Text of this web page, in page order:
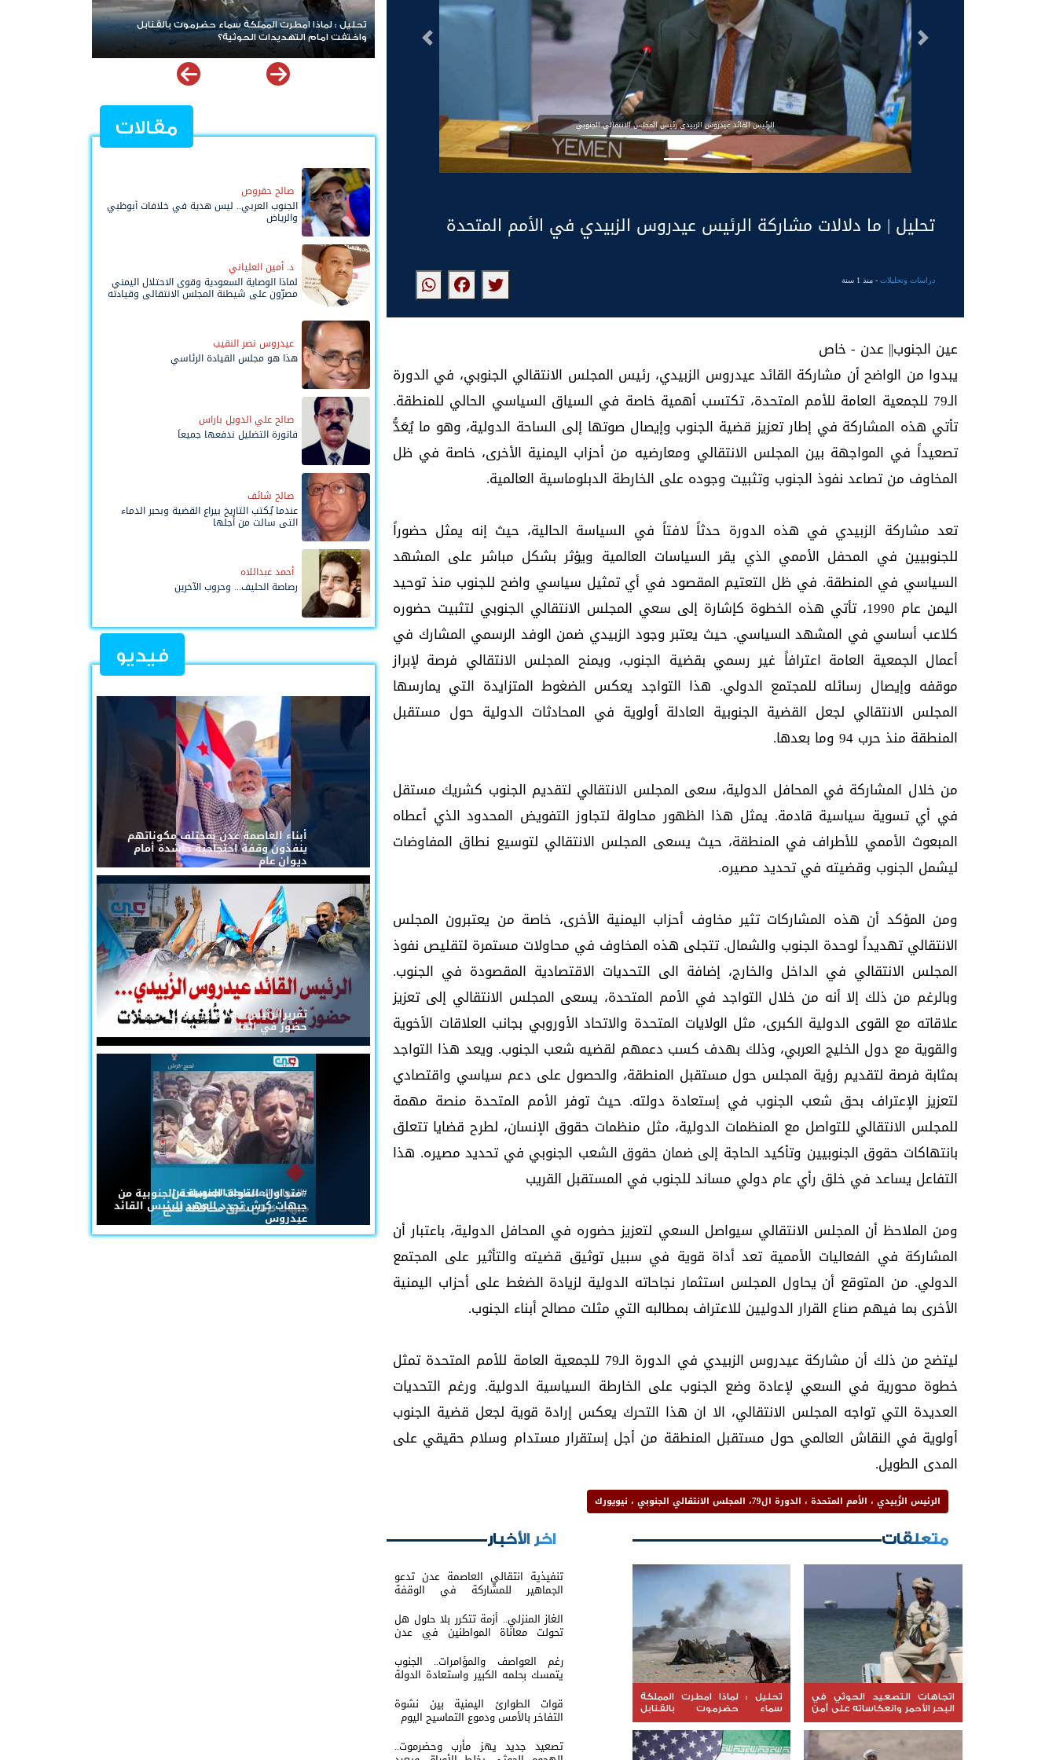
الرئيس القائد عيدروس الزبيدي رئيس المجلس الانتقالي الجنوبي
التالى السابق
تحليل | ما دلالات مشاركة الرئيس عيدروس الزبيدي في الأمم المتحدة
دراسات وتحليلات- منذ 1 سنة
عين الجنوب|| عدن - خاص
يبدوا من الواضح أن مشاركة القائد عيدروس الزبيدي، رئيس المجلس الانتقالي الجنوبي، في الدورة
الـ79 للجمعية العامة للأمم المتحدة، تكتسب أهمية خاصة في السياق السياسي الحالي للمنطقة.
تأتي هذه المشاركة في إطار تعزيز قضية الجنوب وإيصال صوتها إلى الساحة الدولية، وهو ما يُعَدُّ
تصعيداً في المواجهة بين المجلس الانتقالي ومعارضيه من أحزاب اليمنية الأخرى، خاصة في ظل
المخاوف من تصاعد نفوذ الجنوب وتثبيت وجوده على الخارطة الدبلوماسية العالمية.
تعد مشاركة الزبيدي في هذه الدورة حدثاً لافتاً في السياسة الحالية، حيث إنه يمثل حضوراً
للجنوبيين في المحفل الأممي الذي يقر السياسات العالمية ويؤثر بشكل مباشر على المشهد
السياسي في المنطقة. في ظل التعتيم المقصود في أي تمثيل سياسي واضح للجنوب منذ توحيد
اليمن عام 1990، تأتي هذه الخطوة كإشارة إلى سعي المجلس الانتقالي الجنوبي لتثبيت حضوره
كلاعب أساسي في المشهد السياسي. حيث يعتبر وجود الزبيدي ضمن الوفد الرسمي المشارك في
أعمال الجمعية العامة اعترافاً غير رسمي بقضية الجنوب، ويمنح المجلس الانتقالي فرصة لإبراز
موقفه وإيصال رسائله للمجتمع الدولي. هذا التواجد يعكس الضغوط المتزايدة التي يمارسها
المجلس الانتقالي لجعل القضية الجنوبية العادلة أولوية في المحادثات الدولية حول مستقبل
المنطقة منذ حرب 94 وما بعدها.
من خلال المشاركة في المحافل الدولية، سعى المجلس الانتقالي لتقديم الجنوب كشريك مستقل
في أي تسوية سياسية قادمة. يمثل هذا الظهور محاولة لتجاوز التفويض المحدود الذي أعطاه
المبعوث الأممي للأطراف في المنطقة، حيث يسعى المجلس الانتقالي لتوسيع نطاق المفاوضات
ليشمل الجنوب وقضيته في تحديد مصيره.
ومن المؤكد أن هذه المشاركات تثير مخاوف أحزاب اليمنية الأخرى، خاصة من يعتبرون المجلس
الانتقالي تهديداً لوحدة الجنوب والشمال. تتجلى هذه المخاوف في محاولات مستمرة لتقليص نفوذ
المجلس الانتقالي في الداخل والخارج، إضافة الى التحديات الاقتصادية المقصودة في الجنوب.
وبالرغم من ذلك إلا أنه من خلال التواجد في الأمم المتحدة، يسعى المجلس الانتقالي إلى تعزيز
علاقاته مع القوى الدولية الكبرى، مثل الولايات المتحدة والاتحاد الأوروبي بجانب العلاقات الأخوية
والقوية مع دول الخليج العربي، وذلك بهدف كسب دعمهم لقضيه شعب الجنوب. ويعد هذا التواجد
بمثابة فرصة لتقديم رؤية المجلس حول مستقبل المنطقة، والحصول على دعم سياسي واقتصادي
لتعزيز الإعتراف بحق شعب الجنوب في إستعادة دولته. حيث توفر الأمم المتحدة منصة مهمة
للمجلس الانتقالي للتواصل مع المنظمات الدولية، مثل منظمات حقوق الإنسان، لطرح قضايا تتعلق
بانتهاكات حقوق الجنوبيين وتأكيد الحاجة إلى ضمان حقوق الشعب الجنوبي في تحديد مصيره. هذا
التفاعل يساعد في خلق رأي عام دولي مساند للجنوب في المستقبل القريب
ومن الملاحظ أن المجلس الانتقالي سيواصل السعي لتعزيز حضوره في المحافل الدولية، باعتبار أن
المشاركة في الفعاليات الأممية تعد أداة قوية في سبيل توثيق قضيته والتأثير على المجتمع
الدولي. من المتوقع أن يحاول المجلس استثمار نجاحاته الدولية لزيادة الضغط على أحزاب اليمنية
الأخرى بما فيهم صناع القرار الدوليين للاعتراف بمطالبه التي مثلت مصالح أبناء الجنوب.
ليتضح من ذلك أن مشاركة عيدروس الزبيدي في الدورة الـ79 للجمعية العامة للأمم المتحدة تمثل
خطوة محورية في السعي لإعادة وضع الجنوب على الخارطة السياسية الدولية. ورغم التحديات
العديدة التي تواجه المجلس الانتقالي، الا ان هذا التحرك يعكس إرادة قوية لجعل قضية الجنوب
أولوية في النقاش العالمي حول مستقبل المنطقة من أجل إستقرار مستدام وسلام حقيقي على
المدى الطويل.
الرئيس الزُبيدي ، الأمم المتحدة ، الدورة ال79، المجلس الانتقالي الجنوبي ، نيويورك
متعلقات
اتجاهات التصعيد الحوثي في
البحر الأحمر وانعكاساته على أمن
الملاحة في الإقليم
تحليل : لماذا امطرت المملكة
سماء حضرموت بالقنابل
واختفت امام التهديدات
الحوثية؟
اخر الأخبار
تنفيذية انتقالي العاصمة عدن تدعو
الجماهير للمشاركة في الوقفة
التضامنية مع المعتقل البطل معين
المقرحي
الغاز المنزلي.. أزمة تتكرر بلا حلول هل
تحولت معاناة المواطنين في عدن
والمحافظات إلى ورقة ضغط أم نتيجة
لفشل الإدارة؟
رغم العواصف والمؤامرات.. الجنوب
يتمسك بحلمه الكبير واستعادة الدولة
باتت عنوانًا لمرحلة الصمود
قوات الطوارئ اليمنية بين نشوة
التفاخر بالأمس ودموع التماسيح اليوم
تصعيد جديد يهز مأرب وحضرموت..
ماذا يعني فرض الحوثيين حصارًا على السعودية؟
مقالات
صالح حقروص
الجنوب العربي.. ليس هدية في خلافات أبوظبي
والرياض
د. أمين العلياني
لماذا الوصاية السعودية وقوى الاحتلال اليمني
مصرّون على شيطنة المجلس الانتقالي وقيادته
عيدروس نصر النقيب
هذا هو مجلس القيادة الرئاسي
صالح علي الدويل باراس
فاتورة التضليل ندفعها جميعاً
صالح شائف
عندما يُكتب التاريخ بيراع القضية وبحبر الدماء
التي سالت من أجلها
أحمد عبداللاه
رصاصة الحليف... وحروب الآخرين
فيديو
أبناء العاصمة عدن بمختلف مكوناتهم
ينفذون وقفة احتجاجية حاشدة أمام
ديوان عام
تقريرالرئيس القائد عيدروس الزُبيدي...
حضورٌ في القلوب لا تُلغيه الحملات
#متداول: القوات المسلحة الجنوبية من
جبهات كرش تجدد العهد للرئيس القائد
عيدروس